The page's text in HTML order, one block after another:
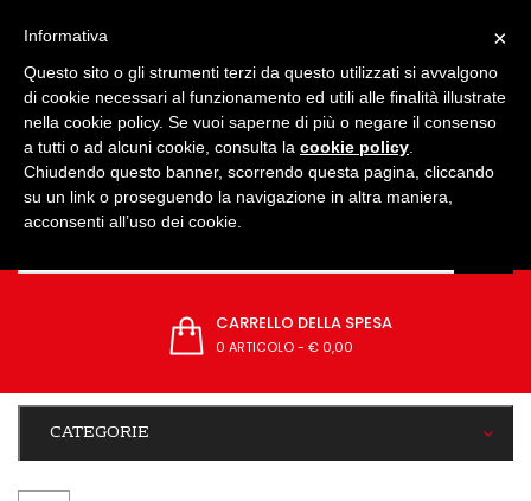
CARRELLO DELLA SPESA
0 ARTICOLO- € 0,00
CATEGORIE
×
Informativa
Questo sito o gli strumenti terzi da questo utilizzati si avvalgono
di cookie necessari al funzionamento ed utili alle finalità illustrate
nella cookie policy. Se vuoi saperne di più o negare il consenso
a tutti o ad alcuni cookie, consulta la cookie policy
Chiudendo questo banner, scorrendo questa pagina, cliccando
su un link o proseguendo la navigazione in altra maniera,
acconsenti all’uso dei cookie.